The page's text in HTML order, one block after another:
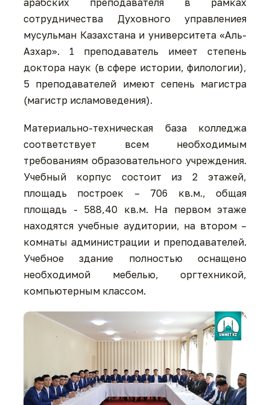
арабских преподавателя в рамках
сотрудничества Духовного управлениея
мусульман Казахстана и университета «Аль-
Азхар». 1 преподаватель имеет степень
доктора наук (в сфере истории, филологии),
5 преподавателей имеют сепень магистра
(магистр исламоведения).
Материально-техническая база колледжа
соответствует всем необходимым
требованиям образовательного учреждения.
Учебный корпус состоит из 2 этажей,
площадь построек – 706 кв.м., общая
площадь - 588,40 кв.м. На первом этаже
находятся учебные аудитории, на втором –
комнаты администрации и преподавателей.
Учебное здание полностью оснащено
необходимой мебелью, оргтехникой,
компьютерным классом.